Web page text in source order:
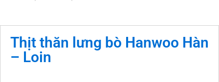
Thịt thăn lưng bò Hanwoo Hàn
– Loin